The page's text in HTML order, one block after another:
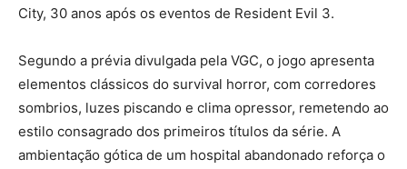
City, 30 anos após os eventos de Resident Evil 3.
Segundo a prévia divulgada pela VGC, o jogo apresenta
elementos clássicos do survival horror, com corredores
sombrios, luzes piscando e clima opressor, remetendo ao
estilo consagrado dos primeiros títulos da série. A
ambientação gótica de um hospital abandonado reforça o